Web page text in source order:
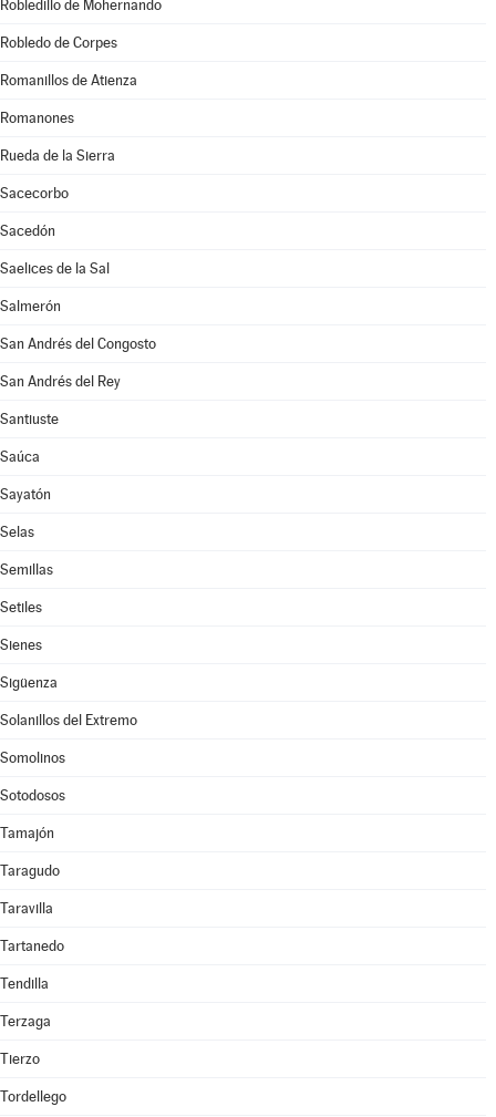
Robledillo de Mohernando
Robledo de Corpes
Romanillos de Atienza
Romanones
Rueda de la Sierra
Sacecorbo
Sacedón
Saelices de la Sal
Salmerón
San Andrés del Congosto
San Andrés del Rey
Santiuste
Saúca
Sayatón
Selas
Semillas
Setiles
Sienes
Sigüenza
Solanillos del Extremo
Somolinos
Sotodosos
Tamajón
Taragudo
Taravilla
Tartanedo
Tendilla
Terzaga
Tierzo
Tordellego